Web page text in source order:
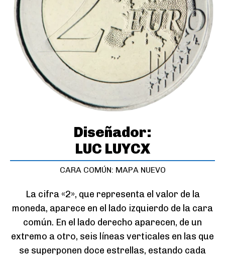
Diseñador:
LUC LUYCX
CARA COMÚN: MAPA NUEVO
La cifra «2», que representa el valor de la
moneda, aparece en el lado izquierdo de la cara
común. En el lado derecho aparecen, de un
extremo a otro, seis líneas verticales en las que
se superponen doce estrellas, estando cada